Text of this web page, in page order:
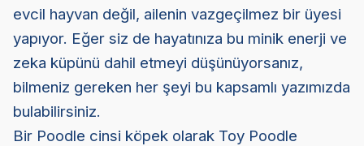
evcil hayvan değil, ailenin vazgeçilmez bir üyesi
yapıyor. Eğer siz de hayatınıza bu minik enerji ve
zeka küpünü dahil etmeyi düşünüyorsanız,
bilmeniz gereken her şeyi bu kapsamlı yazımızda
bulabilirsiniz.
Bir Poodle cinsi köpek olarak Toy Poodle